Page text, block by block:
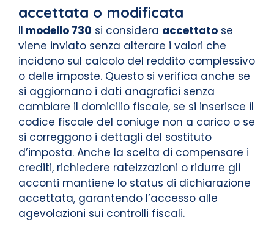
accettata o modificata
Il modello 730 si considera accettato se
viene inviato senza alterare i valori che
incidono sul calcolo del reddito complessivo
o delle imposte. Questo si verifica anche se
si aggiornano i dati anagrafici senza
cambiare il domicilio fiscale, se si inserisce il
codice fiscale del coniuge non a carico o se
si correggono i dettagli del sostituto
d’imposta. Anche la scelta di compensare i
crediti, richiedere rateizzazioni o ridurre gli
acconti mantiene lo status di dichiarazione
accettata, garantendo l’accesso alle
agevolazioni sui controlli fiscali.